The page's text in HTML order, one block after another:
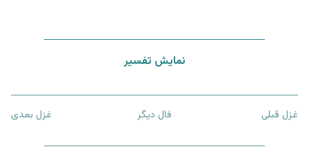
نمایش تفسیر
غزل قبلی فال دیگر غزل بعدی